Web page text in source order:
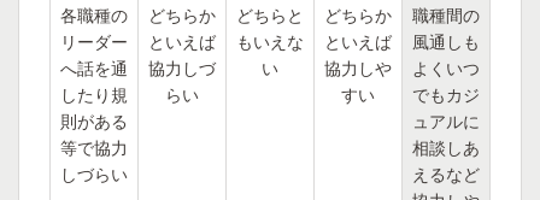
各職種の
リーダー
へ話を通
したり規
則がある
等で協力
しづらい
どちらか
といえば
協力しづ
らい
どちらと
もいえな
い
どちらか
といえば
協力しや
すい
職種間の
風通しも
よくいつ
でもカジ
ュアルに
相談しあ
えるなど